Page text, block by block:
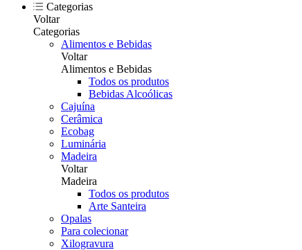
Categorias
Voltar
Categorias
Alimentos e Bebidas
Voltar
Alimentos e Bebidas
Todos os produtos
Bebidas Alcoólicas
Cajuína
Cerâmica
Ecobag
Luminária
Madeira
Voltar
Madeira
Todos os produtos
Arte Santeira
Opalas
Para colecionar
Xilogravura